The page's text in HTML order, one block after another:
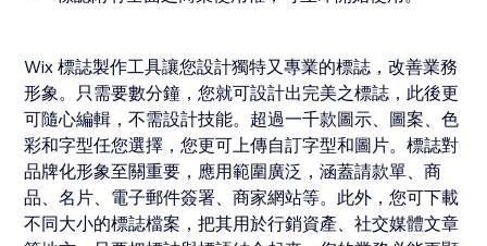
Wix 標誌製作工具讓您設計獨特又專業的標誌，改善業務
形象。只需要數分鐘，您就可設計出完美之標誌，此後更
可隨心編輯，不需設計技能。超過一千款圖示、圖案、色
彩和字型任您選擇，您更可上傳自訂字型和圖片。標誌對
品牌化形象至關重要，應用範圍廣泛，涵蓋請款單、商
品、名片、電子郵件簽署、商家網站等。此外，您可下載
不同大小的標誌檔案，把其用於行銷資產、社交媒體文章